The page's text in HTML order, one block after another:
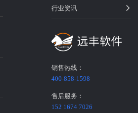
行业资讯
销售热线：
400-858-1598
售后服务：
152 1674 7026